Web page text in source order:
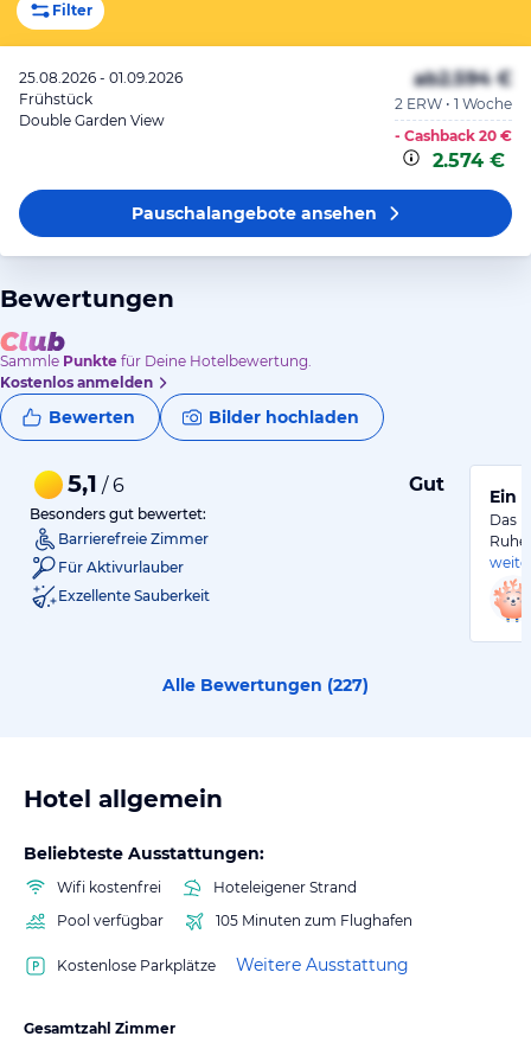
Filter
25.08.2026 - 01.09.2026
Frühstück
Double Garden View
ab2.594 €
2 ERW • 1 Woche
- Cashback 20 €
2.574 €
Pauschalangeboteansehen
Bewertungen
Sammle Punkte für Deine Hotelbewertung.
Kostenlos anmelden
Bewerten Bilder hochladen
5,1 / 6 Gut
Besonders gut bewertet:
Barrierefreie Zimmer
Für Aktivurlauber
Exzellente Sauberkeit
Ein
Das
Alle Bewertungen (227)
Hotel allgemein
Beliebteste Ausstattungen:
Wifi kostenfrei
Hoteleigener Strand
Pool verfügbar
105 Minuten zum Flughafen
Kostenlose Parkplätze Weitere Ausstattung
Gesamtzahl Zimmer